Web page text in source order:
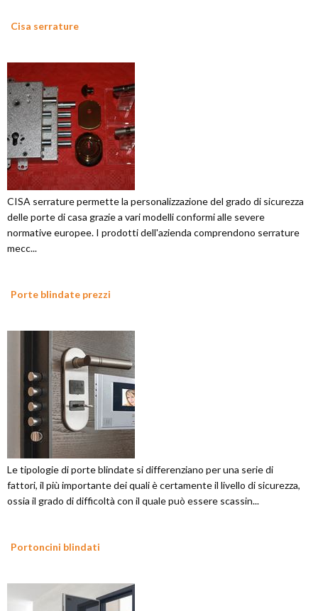
Cisa serrature
CISA serrature permette la personalizzazione del grado di sicurezza
delle porte di casa grazie a vari modelli conformi alle severe
normative europee. I prodotti dell'azienda comprendono serrature
mecc...
Porte blindate prezzi
Le tipologie di porte blindate si differenziano per una serie di
fattori, il più importante dei quali è certamente il livello di sicurezza,
ossia il grado di difficoltà con il quale può essere scassin...
Portoncini blindati